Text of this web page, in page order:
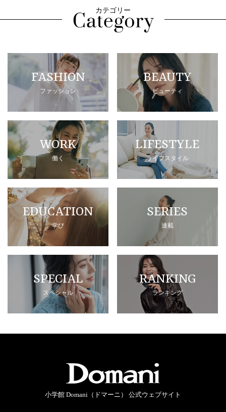
カテゴリー
FASHION
ファッション
BEAUTY
ビューティ
WORK
働く
LIFESTYLE
ライフスタイル
EDUCATION
学び
SERIES
連載
SPECIAL
スペシャル
RANKING
ランキング
小学館 Domani（ドマーニ） 公式ウェブサイト